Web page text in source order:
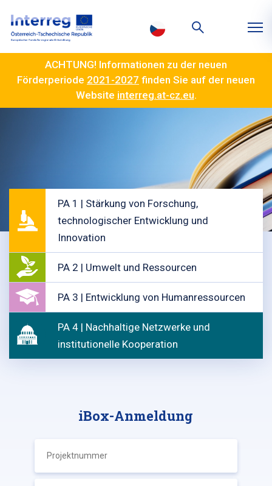
ACHTUNG! Informationen zu der neuen
Förderperiode 2021-2027 finden Sie auf der neuen
Website interreg.at-cz.eu.
PA 1 | Stärkung von Forschung,
technologischer Entwicklung und
Innovation
PA 2 | Umwelt und Ressourcen
PA 3 | Entwicklung von Humanressourcen
PA 4 | Nachhaltige Netzwerke und
institutionelle Kooperation
iBox-Anmeldung